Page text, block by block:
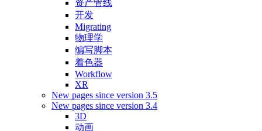
资产管线
开发
Migrating
物理学
编写脚本
着色器
Workflow
XR
New pages since version 3.5
New pages since version 3.4
3D
动画